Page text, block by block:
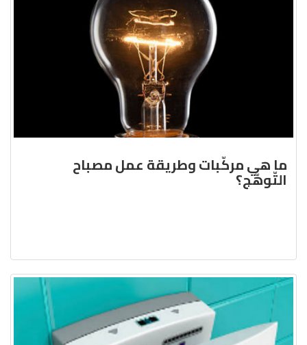
ما هي مركّبات وطريقة عمل مصباح
التّوهّج؟